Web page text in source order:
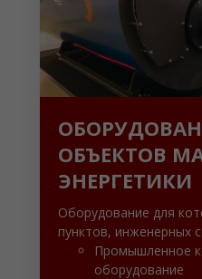
ОБЪЕКТОВ
ЭНЕРГЕТИКИ
Оборудование для
пунктов, инженерных
Промышленное
оборудование